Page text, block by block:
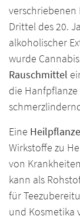
verschriebenen
Drittel des 20.
alkoholischer
wurde
Rauschmittel
die
Eine Heilpflanze
Wirkstoffe zu
von
kann als
für
und Kosmetika